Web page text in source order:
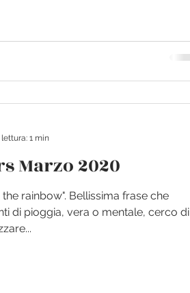
Marzo 2020
rainbow". Bellissima frase che
di pioggia, vera o mentale, cerco di
1 min